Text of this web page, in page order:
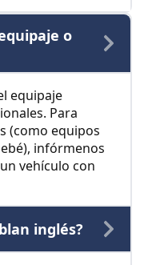
o
equipaje
Para
(como equipos
infórmenos
vehículo con
inglés?